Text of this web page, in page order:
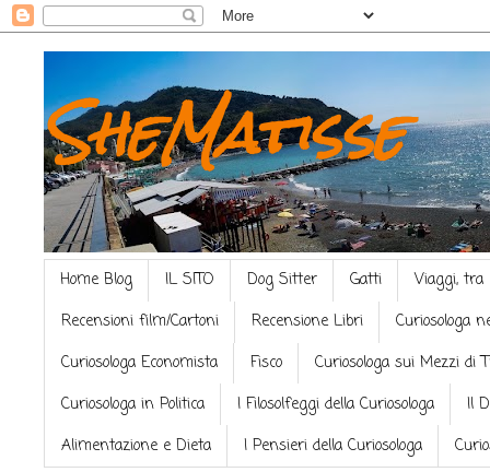
SheMatisse
Home Blog IL SITO Dog Sitter Gatti
Viaggi, tra
Recensioni film/Cartoni
Recensione Libri
Curiosologa
Curiosologa Economista
Fisco
Curiosologa sui Mezzi di
Curiosologa in Politica
I Filosolfeggi della Curiosologa
Il
Alimentazione e Dieta
I Pensieri della Curiosologa